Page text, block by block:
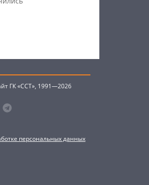
ГК «ССТ», 1991—2026
персональных данных